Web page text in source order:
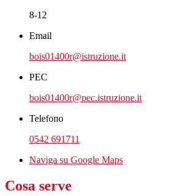
8-12
Email
bois01400r@istruzione.it
PEC
bois01400r@pec.istruzione.it
Telefono
0542 691711
Naviga su Google Maps
Cosa serve